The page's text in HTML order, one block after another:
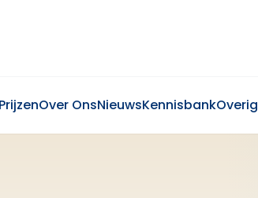
PrijzenOver OnsNieuwsKennisbankOverig